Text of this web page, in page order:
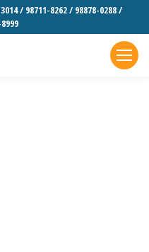
/ 98711-8262 / 98878-0288 /